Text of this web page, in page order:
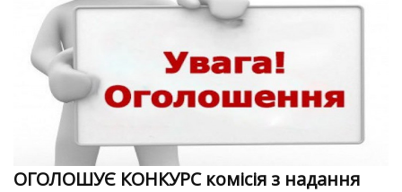
ОГОЛОШУЄ КОНКУРС комісія з надання